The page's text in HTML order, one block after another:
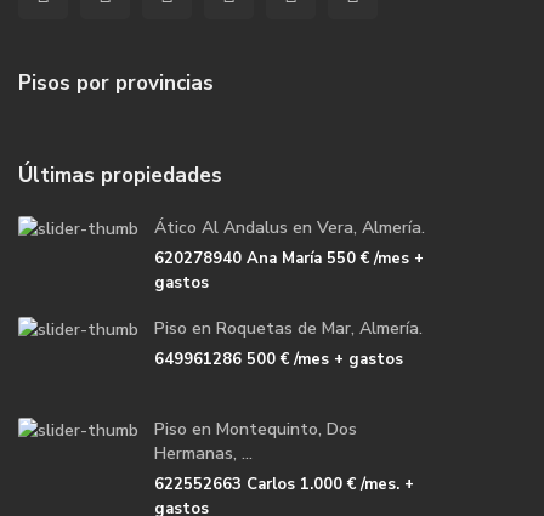
Pisos por provincias
Últimas propiedades
Ático Al Andalus en Vera, Almería.
620278940 Ana María 550 €/mes +
gastos
Piso en Roquetas de Mar, Almería.
649961286 500 €/mes + gastos
Piso en Montequinto, Dos
Hermanas, ...
622552663 Carlos 1.000 €/mes. +
gastos